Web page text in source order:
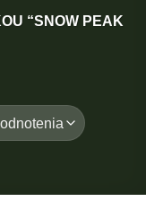
“SNOW PEAK